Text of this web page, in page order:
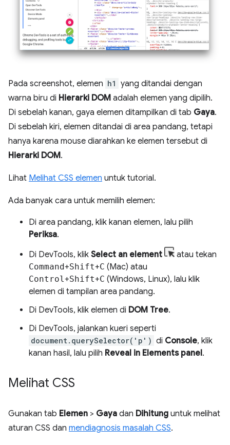
Pada screenshot, elemen h1 yang ditandai dengan
warna biru di Hierarki DOM adalah elemen yang dipilih.
Di sebelah kanan, gaya elemen ditampilkan di tab Gaya.
Di sebelah kiri, elemen ditandai di area pandang, tetapi
hanya karena mouse diarahkan ke elemen tersebut di
Hierarki DOM.
Lihat Melihat CSS elemen untuk tutorial.
Ada banyak cara untuk memilih elemen:
Di area pandang, klik kanan elemen, lalu pilih
Periksa.
Di DevTools, klik Select an element atau tekan
Command+Shift+C (Mac) atau
Control+Shift+C (Windows, Linux), lalu klik
elemen di tampilan area pandang.
Di DevTools, klik elemen di DOM Tree.
Di DevTools, jalankan kueri seperti
document.querySelector('p') di Console, klik
kanan hasil, lalu pilih Reveal in Elements panel.
Melihat CSS
Gunakan tab Elemen > Gaya dan Dihitung untuk melihat
aturan CSS dan mendiagnosis masalah CSS.